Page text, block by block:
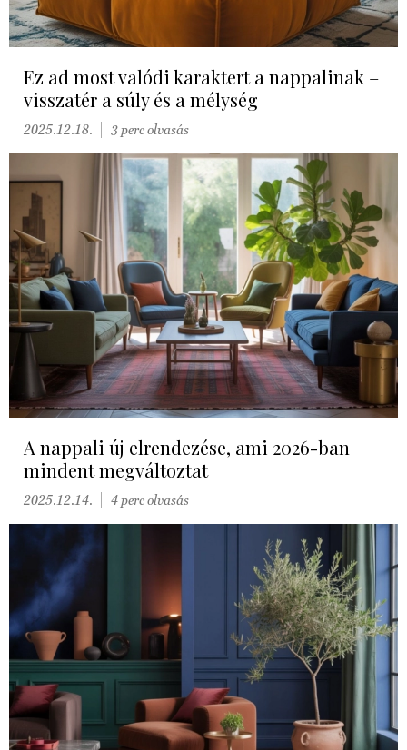
Ez ad most valódi karaktert a nappalinak –
visszatér a súly és a mélység
2025.12.18. 3 perc olvasás
A nappali új elrendezése, ami 2026-ban
mindent megváltoztat
2025.12.14. 4 perc olvasás